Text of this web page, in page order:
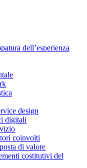
dell’esperienza
design
digitali
coinvolti
di valore
costitutivi del